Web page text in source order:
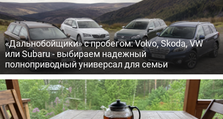
«Дальнобойщики» с пробегом: Volvo, Skoda, VW
или Subaru - выбираем надежный
полноприводный универсал для семьи